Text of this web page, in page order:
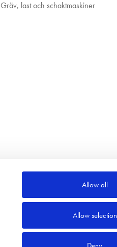
Allow all
Allow selection
Gräv, last och schaktmaskiner